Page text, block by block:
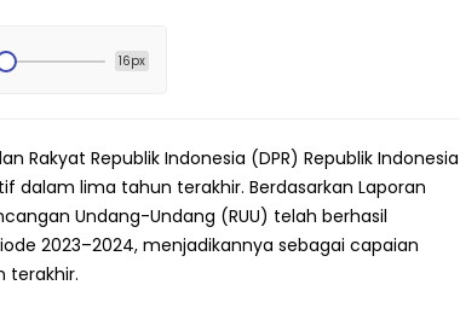
16px
Rakyat Republik Indonesia (DPR) Republik Indonesia
dalam lima tahun terakhir. Berdasarkan Laporan
Undang-Undang (RUU) telah berhasil
2023–2024, menjadikannya sebagai capaian
terakhir.